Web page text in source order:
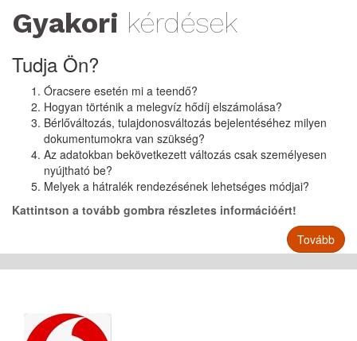
Gyakori kérdések
Tudja Ön?
Óracsere esetén mi a teendő?
Hogyan történik a melegvíz hődíj elszámolása?
Bérlőváltozás, tulajdonosváltozás bejelentéséhez milyen
dokumentumokra van szükség?
Az adatokban bekövetkezett változás csak személyesen
nyújtható be?
Melyek a hátralék rendezésének lehetséges módjai?
Kattintson a tovább gombra részletes információért!
Tovább
listája